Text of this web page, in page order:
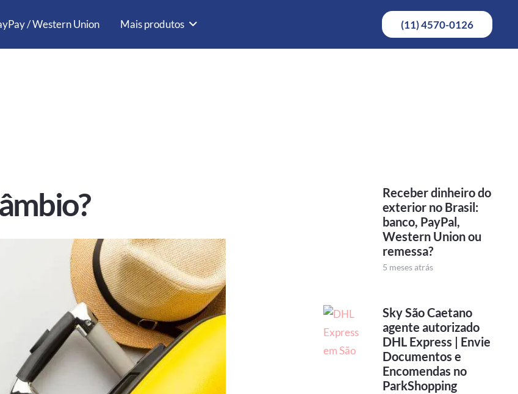
/ Western Union Mais produtos (11) 4570-0126
Receber dinheiro do
exterior no Brasil:
banco, PayPal,
Western Union ou
remessa?
5 meses atrás
Sky São Caetano
agente autorizado
DHL Express | Envie
Documentos e
Encomendas no
ParkShopping